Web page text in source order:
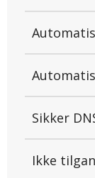
Sikker
Ikke